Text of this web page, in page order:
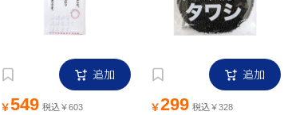
追加
￥549 税込￥603
追加
￥299 税込￥328